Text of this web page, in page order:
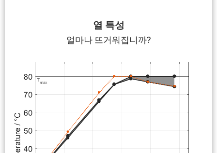
열 특성
얼마나 뜨거워집니까?